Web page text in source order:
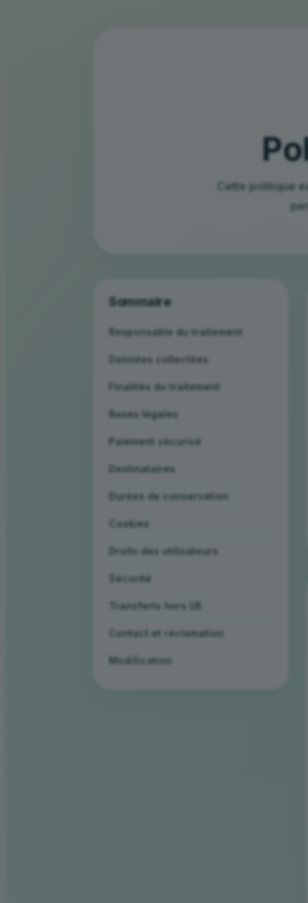
Cette politique
Sommaire
Responsable du traitement
Données collectées
Finalités du traitement
Bases légales
Paiement sécurisé
Destinataires
Durées de conservation
Cookies
Droits des utilisateurs
Sécurité
Transferts hors UE
Contact et réclamation
Modification